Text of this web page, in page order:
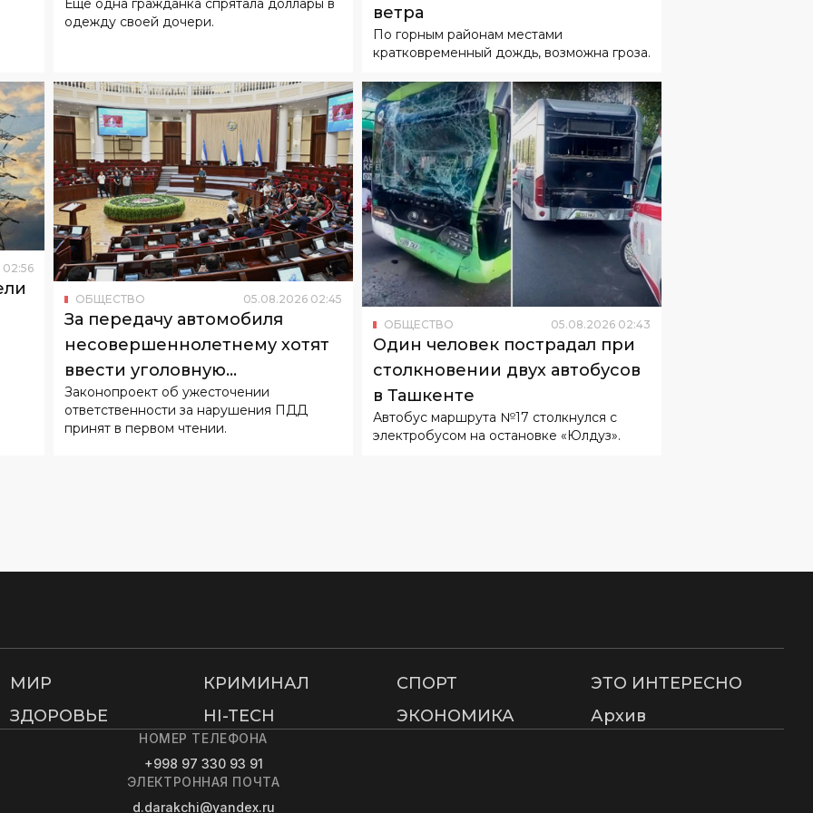
02:56
ОБЩЕСТВО 05.08.2026 02:45
За передачу автомобиля
несовершеннолетнему хотят
ввести уголовную
ответственность
Законопроект об ужесточении
принят в первом чтении.
ОБЩЕСТВО 08 2026 02:43
Один человек пострадал при
столкновении двух автобусов
в Ташкенте
Автобус маршрута №17 столкнулся с
электробусом на остановке «Юлдуз».
МИР КРИМИНАЛ СПОРТ
ЭТО ИНТЕРЕСНО
ЗДОРОВЬЕ
HI-TECH ЭКОНОМИКА Архив
НОМЕР ТЕЛЕФОНА
+998 97 330 93 91
ЭЛЕКТРОННАЯ ПОЧТА
d.darakchi@yandex.ru